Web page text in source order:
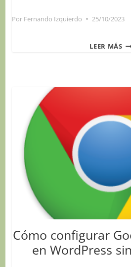
Por Fernando Izquierdo 25/10/2023
LEER MÁS
LA
Cómo configurar
en WordPress